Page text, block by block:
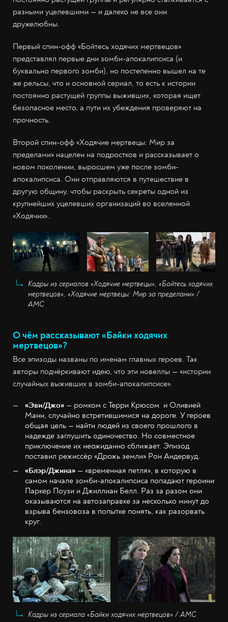
разными уцелевшими — и далеко не все они
дружелюбны.
Первый спин-офф «Бойтесь ходячих мертвецов»
представлял первые дни зомби-апокалипсиса (и
буквально первого зомби), но постепенно вышел на те
же рельсы, что и основной сериал, то есть к истории
постоянно растущей группы выживших, которая ищет
безопасное место, а пути их убеждения проверяют на
прочность.
Второй спин-офф «Ходячие мертвецы: Мир за
пределами» нацелен на подростков и рассказывает о
новом поколении, выросшем уже после зомби-
апокалипсиса. Они отправляются в путешествие в
другую общину, чтобы раскрыть секреты одной из
крупнейших уцелевших организаций во вселенной
«Ходячих».
Кадры из сериалов «Ходячие мертвецы», «Бойтесь ходячих
мертвецов», «Ходячие мертвецы: Мир за пределами» /
AMC
О чём рассказывают «Байки ходячих
мертвецов»?
Все эпизоды названы по именам главных героев. Так
авторы подчёркивают идею, что эти новеллы — «истории
случайных выживших в зомби-апокалипсисе».
«Эви/Джо» — ромком с Терри Крюсом и Оливией
Манн, случайно встретившимися на дороге. У героев
общая цель — найти людей из своего прошлого в
надежде заглушить одиночество. Но совместное
приключение их неожиданно сближает. Эпизод
поставил режиссёр «Дрожь земли» Рон Андервуд.
«Блэр/Джина» — «временная петля», в которую в
самом начале зомби-апокалипсиса попадают героини
Паркер Поузи и Джиллиан Белл. Раз за разом они
оказываются на автозаправке за несколько минут до
взрыва бензовоза в попытке понять, как разорвать
круг.
Кадры из сериала «Байки ходячих мертвецов» / AMC